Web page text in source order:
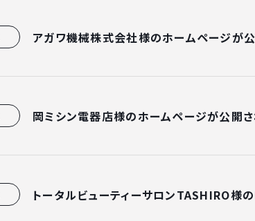
アガワ機械株式会社様のホームページが公
岡ミシン電器店様のホームページが公開さ
トータルビューティーサロンTASHIRO様